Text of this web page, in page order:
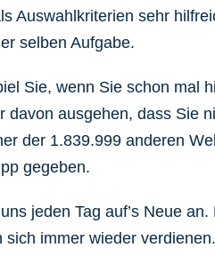
Auswahlkriterien sehr
selben Aufgabe.
Sie, wenn Sie schon mal
davon ausgehen, dass Sie
der 1.839.999 anderen
gegeben.
jeden Tag auf’s Neue an.
sich immer wieder